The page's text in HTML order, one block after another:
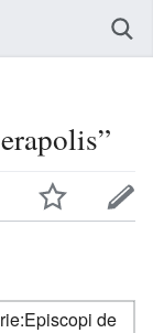
de